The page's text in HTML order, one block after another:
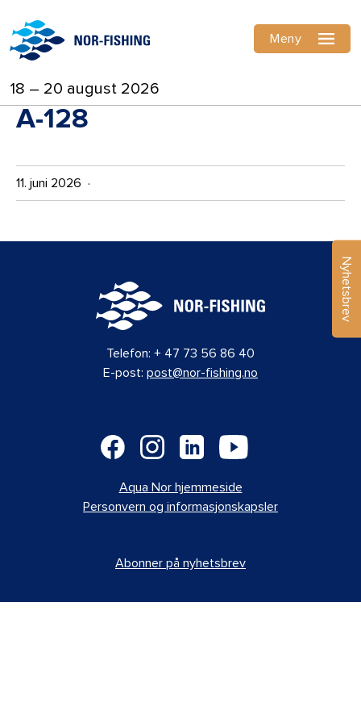
18 – 20 august 2026
Meny
A-128
11. juni 2026 ·
Nyhetsbrev
Telefon: + 47 73 56 86 40
E-post: post@nor-fishing.no
Aqua Nor hjemmeside
Personvern og informasjonskapsler
Abonner på nyhetsbrev